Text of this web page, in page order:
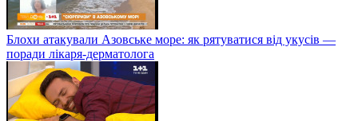
Блохи атакували Азовське море: як рятуватися від укусів —
поради лікаря-дерматолога